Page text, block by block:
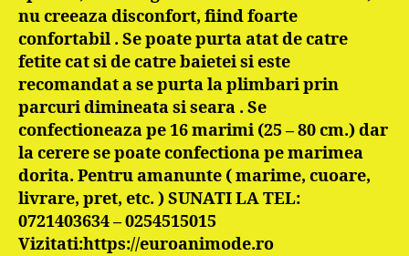
nu creeaza disconfort, fiind foarte
confortabil . Se poate purta atat de catre
fetite cat si de catre baietei si este
recomandat a se purta la plimbari prin
parcuri dimineata si seara . Se
confectioneaza pe 16 marimi (25 – 80 cm.) dar
la cerere se poate confectiona pe marimea
dorita. Pentru amanunte ( marime, cuoare,
livrare, pret, etc. ) SUNATI LA TEL:
0721403634 – 0254515015
Vizitati:https://euroanimode.ro